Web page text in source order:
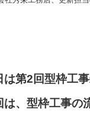
は第2回型枠工事
は、型枠工事の